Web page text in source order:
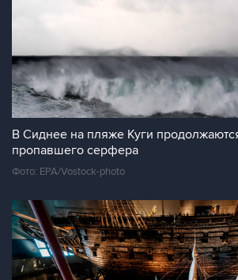
В Сиднее на пляже Куги
пропавшего серфера
Фото: EPA/Vostock-photo